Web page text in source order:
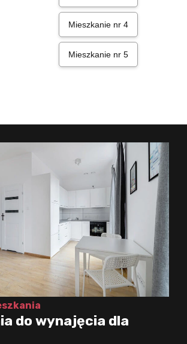
Mieszkanie nr 4
Mieszkanie nr 5
do wynajęcia dla